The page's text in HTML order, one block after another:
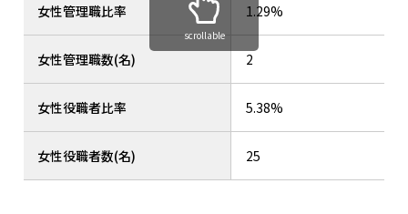
女性管理職比率 1.29%
女性管理職数(名) 2
女性役職者比率 5.38%
女性役職者数(名) 25
scrollable